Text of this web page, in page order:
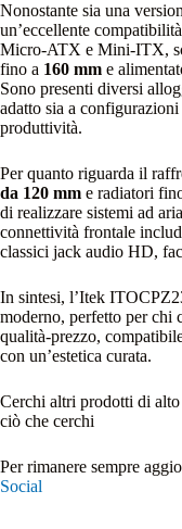
Nonostante sia una
un’eccellente
Micro‑ATX e Mini‑ITX,
fino a 160 mm e
Sono presenti diversi
adatto sia a
produttività.
Per quanto riguarda il
da 120 mm e radiatori
di realizzare sistemi ad
connettività frontale
classici jack audio HD,
In sintesi, l’Itek
moderno, perfetto per chi
qualità‑prezzo,
con un’estetica curata.
Cerchi altri prodotti di
ciò che cerchi
Per rimanere sempre
Social